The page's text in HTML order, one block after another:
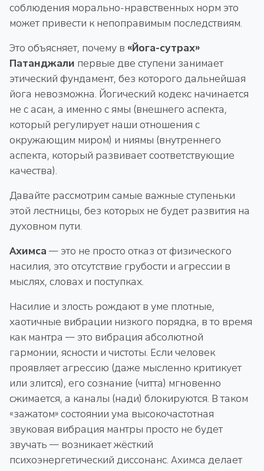
соблюдения морально-нравственных норм это
может привести к непоправимым последствиям.
Это объясняет, почему в «Йога-сутрах»
Патанджали первые две ступени занимает
этический фундамент, без которого дальнейшая
йога невозможна. Йогический кодекс начинается
не с асан, а именно с ямы (внешнего аспекта,
который регулирует наши отношения с
окружающим миром) и ниямы (внутреннего
аспекта, который развивает соответствующие
качества).
Давайте рассмотрим самые важные ступеньки
этой лестницы, без которых не будет развития на
духовном пути.
Ахимса — это не просто отказ от физического
насилия, это отсутствие грубости и агрессии в
мыслях, словах и поступках.
Насилие и злость рождают в уме плотные,
хаотичные вибрации низкого порядка, в то время
как мантра — это вибрация абсолютной
гармонии, ясности и чистоты. Если человек
проявляет агрессию (даже мысленно критикует
или злится), его сознание (читта) мгновенно
сжимается, а каналы (нади) блокируются. В таком
«зажатом» состоянии ума высокочастотная
звуковая вибрация мантры просто не будет
звучать — возникает жёсткий
психоэнергетический диссонанс. Ахимса делает